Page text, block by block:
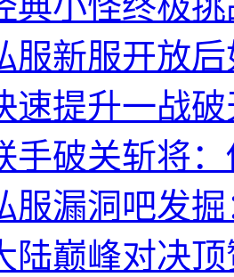
服新服开放
速提升一战
手破关斩将
服漏洞吧发
陆巅峰对决